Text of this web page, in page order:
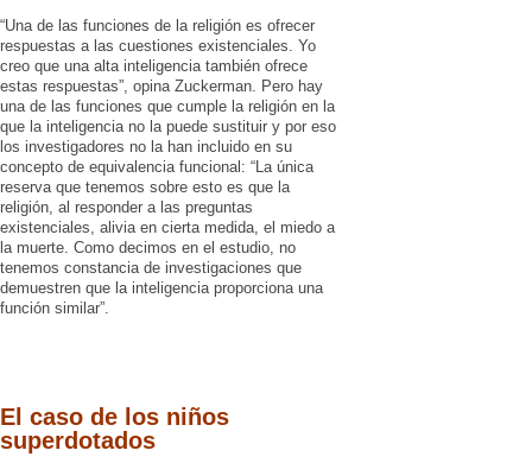
“Una de las funciones de la religión es ofrecer
respuestas a las cuestiones existenciales. Yo
creo que una alta inteligencia también ofrece
estas respuestas”, opina Zuckerman. Pero hay
una de las funciones que cumple la religión en la
que la inteligencia no la puede sustituir y por eso
los investigadores no la han incluido en su
concepto de equivalencia funcional: “La única
reserva que tenemos sobre esto es que la
religión, al responder a las preguntas
existenciales, alivia en cierta medida, el miedo a
la muerte. Como decimos en el estudio, no
tenemos constancia de investigaciones que
demuestren que la inteligencia proporciona una
función similar”.
El caso de los niños
superdotados